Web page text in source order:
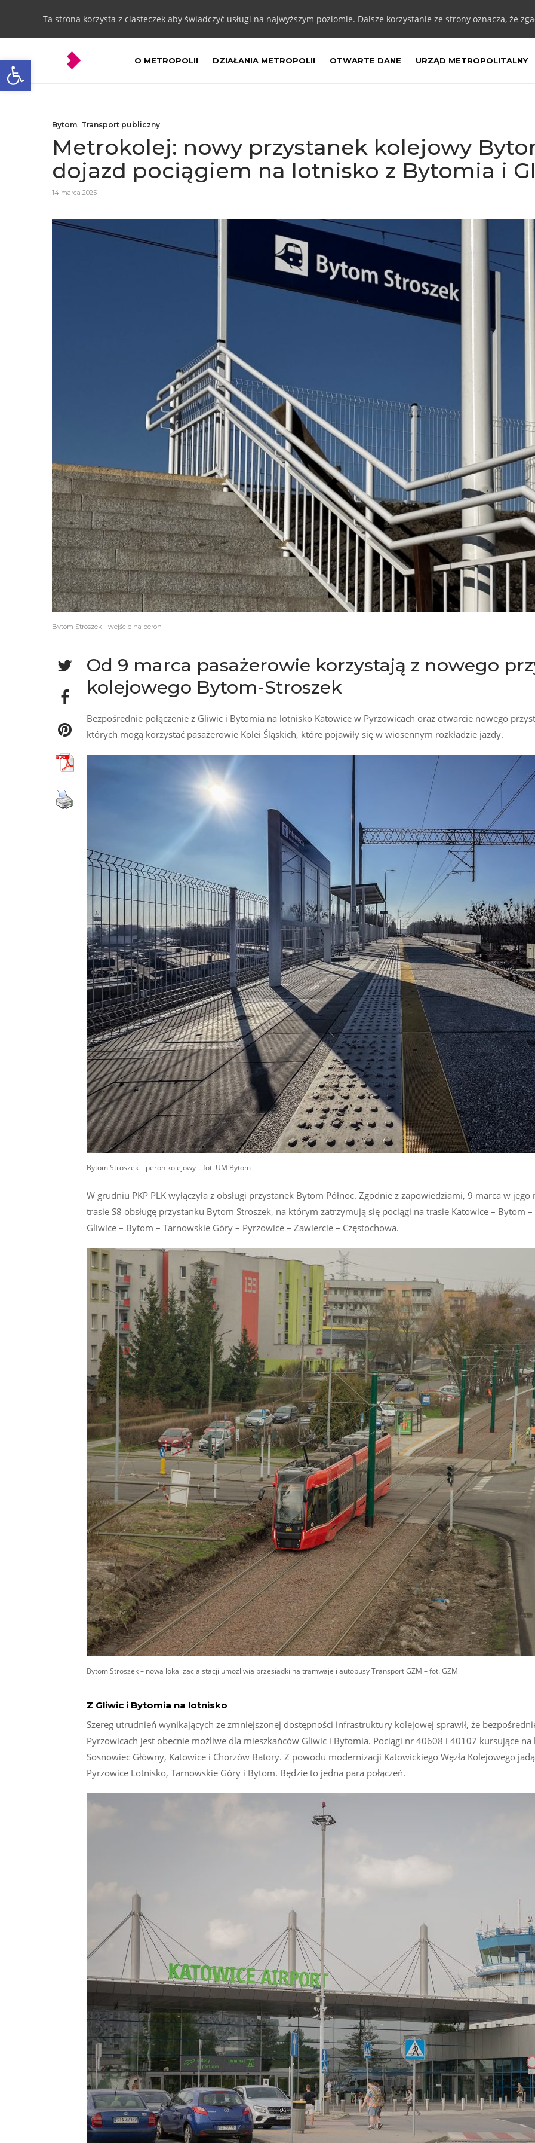
Otwórz pasek narzędzi
Ta strona korzysta z ciasteczek aby świadczyć usługi na najwyższym poziomie. Dalsze korzystanie ze strony oznacza, że
O METROPOLII DZIAŁANIA METROPOLII OTWARTE DANE URZĄD METROPOLITALNY
Bytom, Transport publiczny
Metrokolej: nowy przystanek kolejowy
dojazd pociągiem na lotnisko z Bytomia i
14 marca 2025
Bytom Stroszek - wejście na peron
Od 9 marca pasażerowie korzystają z nowego
kolejowego Bytom-Stroszek
Bezpośrednie połączenie z Gliwic i Bytomia na lotnisko Katowice w Pyrzowicach oraz otwarcie nowego
których mogą korzystać pasażerowie Kolei Śląskich, które pojawiły się w wiosennym rozkładzie jazdy.
Bytom Stroszek – peron kolejowy – fot. UM Bytom
W grudniu PKP PLK wyłączyła z obsługi przystanek Bytom Północ. Zgodnie z zapowiedziami, 9 marca w jego
trasie S8 obsługę przystanku Bytom Stroszek, na którym zatrzymują się pociągi na trasie Katowice – Bytom
Gliwice – Bytom – Tarnowskie Góry – Pyrzowice – Zawiercie – Częstochowa.
Bytom Stroszek – nowa lokalizacja stacji umożliwia przesiadki na tramwaje i autobusy Transport GZM – fot. GZM
Z Gliwic i Bytomia na lotnisko
Szereg utrudnień wynikających ze zmniejszonej dostępności infrastruktury kolejowej sprawił, że
Pyrzowicach jest obecnie możliwe dla mieszkańców Gliwic i Bytomia. Pociągi nr 40608 i 40107 kursujące na
Sosnowiec Główny, Katowice i Chorzów Batory. Z powodu modernizacji Katowickiego Węzła Kolejowego
Pyrzowice Lotnisko, Tarnowskie Góry i Bytom. Będzie to jedna para połączeń.